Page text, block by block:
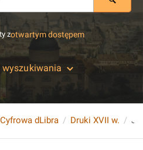
zotwartym dostępem
wyszukiwania
dLibra Druki XVII w.